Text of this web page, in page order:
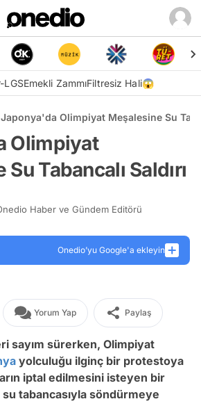
LGSEmekli ZammıFiltresiz Hali😱
Japonya'da Olimpiyat Meşalesine Su
Olimpiyat
Tabancalı Saldırı
Haber ve Gündem Editörü
Onedio’yu Google'a ekleyin
Yorum Yap Paylaş
sayım sürerken, Olimpiyat
yolculuğu ilginç bir protestoya
iptal edilmesini isteyen bir
tabancasıyla söndürmeye